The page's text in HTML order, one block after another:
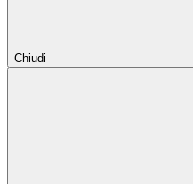
Chiudi